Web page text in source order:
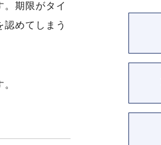
期限がタイ
めてしまう